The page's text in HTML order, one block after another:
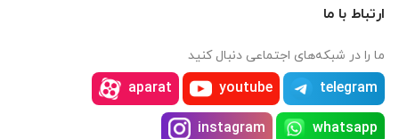
ارتباط با ما
ما را در شبکه‌های اجتماعی دنبال کنید
telegram
youtube
aparat
whatsapp
instagram